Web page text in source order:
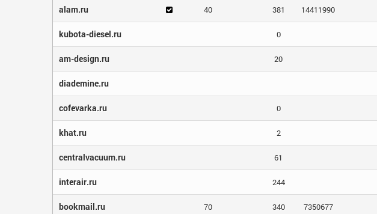
alam.ru 40 381 14411990
kubota-diesel.ru 0
am-design.ru 20
diademine.ru
cofevarka.ru 0
khat.ru 2
centralvacuum.ru 61
interair.ru 244
bookmail.ru 70 340 7350677